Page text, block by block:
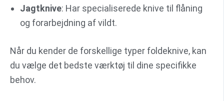
Jagtknive: Har specialiserede knive til flåning
og forarbejdning af vildt.
Når du kender de forskellige typer foldeknive, kan
du vælge det bedste værktøj til dine specifikke
behov.